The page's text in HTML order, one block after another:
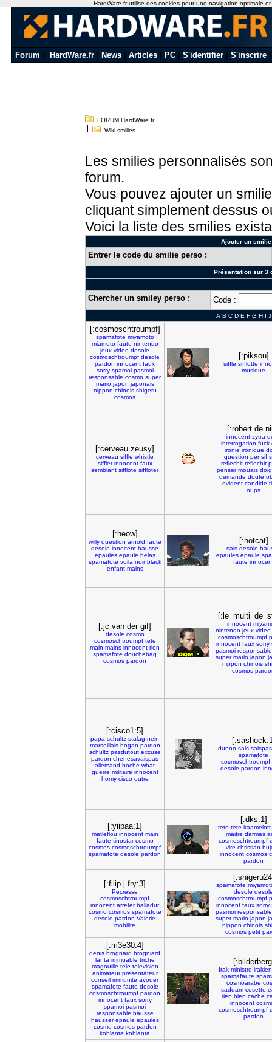
Forum HardWare.fr News Articles PC S'identifier S'inscrire
FORUM HardWare.fr
Wiki smilies
Les smilies personnalisés
forum.
Vous pouvez ajouter un
cliquant simplement dessus
Voici la liste des smilies
Ajouter un
Entrer le code du smilie perso :
Présentation sur 3
Chercher un smiley perso : Code :
A B C D E F G H I J
[:cosmoschtroumpf]
spamafote miyamoto
miamoto faute nintendo
jeux video desole
cosmoschtroumpf desole
pardon innocent faux
sorry spamoi pasmoi
responsable cosmo super
mario japon japonais
nippon chinois shigeru
cosmos
[:piksou]
siffle sifflotte
musique
[:cerveau zeusy]
cerveau siffle whistle
siffler innocent faux
semblant sifflote siffloter
[:robert de
innocent zytra
interrogation fuck
ironie ironique
question pensif
reflechit reflechir
penser mouais
demande doute
evident candide
oups
[:heow]
willy question arnold faute
desole innocent hausse
epaules epaule helas
spamafote voila noir black
enfant mains
[:hotcat]
sais desole
epaules epaule
faute
[:jc van der gif]
desole cosmo
cosmoschtroumpf tete
main mains innocent rien
spamafote douchebag
cosmos pardon
innocent
nintendo jeux video
cosmoschtroumpf
innocent faux sorry
pasmoi responsable
super mario japon
nippon chinois
cosmos
[:cisco1:5]
papa schultz stalag nein
marseillais hogan pardon
schultz pasdutout excuse
pardon chenesavaispas
allemand boche what
guerre militaire innocent
homy cisco outre
dunno sais saispas
spamafote
cosmoschtroumpf
desole pardon
[:yiipaa:1]
matleflou innocent main
faute tinostar cosmo
cosmos cosmoschtroumpf
spamafote desole pardon
[:dks:1]
tete tete kaamelott
maitre darmes
cosmoschtroumpf
vire christian
innocent cosmos
pardon
[:filip j fry:3]
Pecresse
cosmoschtroumpf
innocent arreter balladur
cosmo cosmos spamafote
desole pardon Valerie
mobilite
spamafote
desole
cosmoschtroumpf
innocent faux sorry
pasmoi responsable
super mario japon
nippon chinois
cosmos petit
[:m3e30:4]
denis brognard brogniard
lanta immuable triche
magouille tele television
animateur presentateur
conseil immunite avouer
spamafote faute desole
cosmoschtroumpf pardon
innocent faux sorry
spamoi pasmoi
responsable hausse
hausser epaule epaules
cosmo cosmos pardon
kohlanta kohlanta
Irak ministre irakien
spamafaute
cosmoarabe
saddam cosette
rien bien cache
innocent
cosmoschtroumpf
pardon
HardWare.fr utilise des cookies pour une navigation optimale